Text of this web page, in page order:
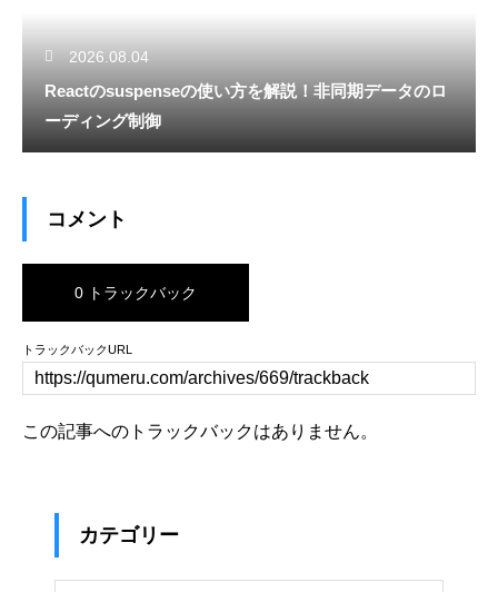
2026.08.04
Reactのsuspenseの使い方を解説！非同期データのロ
ーディング制御
コメント
0 トラックバック
トラックバックURL
この記事へのトラックバックはありません。
カテゴリー